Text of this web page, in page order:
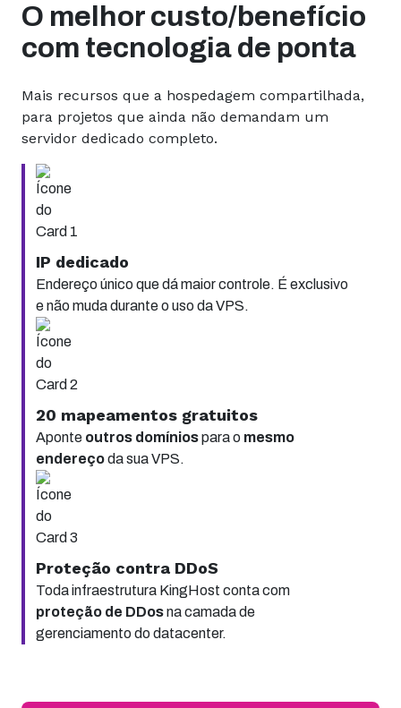
O melhor custo/benefício
com tecnologia de ponta
Mais recursos que a hospedagem compartilhada,
para projetos que ainda não demandam um
servidor dedicado completo.
IP dedicado
Endereço único que dá maior controle. É exclusivo
e não muda durante o uso da VPS.
20 mapeamentos gratuitos
Aponte outros domíniospara o mesmo
endereçoda sua VPS.
Proteção contra DDoS
Toda infraestrutura KingHost conta com
proteção de DDosna camada de
gerenciamento do datacenter.